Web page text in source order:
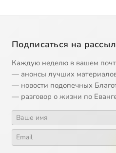
Подписаться на
Каждую неделю в вашем
— анонсы лучших
— новости подопечных
— разговор о жизни по